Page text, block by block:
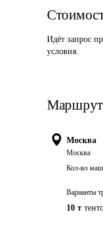
Идёт запрос
условия.
Москва
Москва
Кол-во
Варианты
10 т